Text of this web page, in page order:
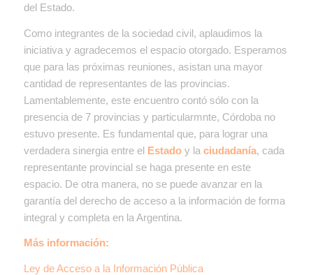
del Estado.
Como integrantes de la sociedad civil, aplaudimos la
iniciativa y agradecemos el espacio otorgado. Esperamos
que para las próximas reuniones, asistan una mayor
cantidad de representantes de las provincias.
Lamentablemente, este encuentro contó sólo con la
presencia de 7 provincias y particularmnte, Córdoba no
estuvo presente. Es fundamental que, para lograr una
verdadera sinergia entre el Estadoy la ciudadanía, cada
representante provincial se haga presente en este
espacio. De otra manera, no se puede avanzar en la
garantía del derecho de acceso a la información de forma
integral y completa en la Argentina.
Más información:
Ley de Acceso a la Información Pública